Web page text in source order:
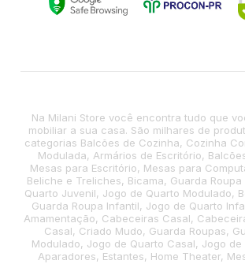
Na Milani Store você encontra tudo que
mobiliar a sua casa. São milhares de
categorias Balcões de Cozinha, Cozinha
Modulada, Armários de Escritório,
Mesas para Escritório, Mesas para
Beliche e Treliches, Bicama, Guarda
Quarto Juvenil, Jogo de Quarto Modulado,
Guarda Roupa Infantil, Jogo de Quarto
Amamentação, Cabeceiras Casal,
Casal, Criado Mudo, Guarda Roupas,
Modulado, Jogo de Quarto Casal, Jogo de
Aparadores, Estantes, Home Theater,